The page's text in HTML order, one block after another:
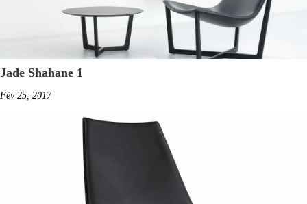
Jade Shahane 1
Fév 25, 2017